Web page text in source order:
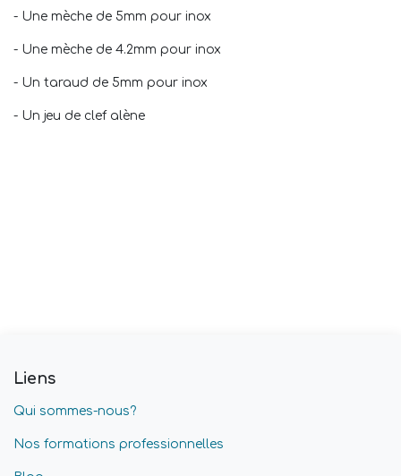
- Une mèche de 5mm pour inox
- Une mèche de 4.2mm pour inox
- Un taraud de 5mm pour inox
- Un jeu de clef alène
Liens
Qui sommes-nous?
Nos formations professionnelles